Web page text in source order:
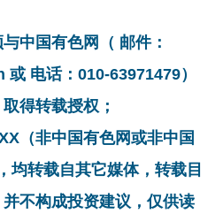
中国有色网（ 邮件：
电话：010-63971479）
得转载授权；
（非中国有色网或非中国
均转载自其它媒体，转载目
不构成投资建议，仅供读